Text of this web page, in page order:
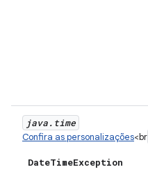
java. time
Confira as personalizações<br
DateTimeException